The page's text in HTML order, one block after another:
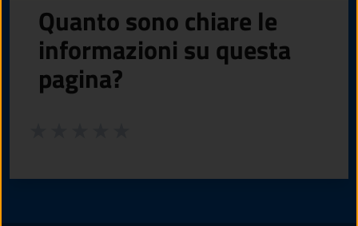
Quanto sono chiare le
informazioni su questa
pagina?